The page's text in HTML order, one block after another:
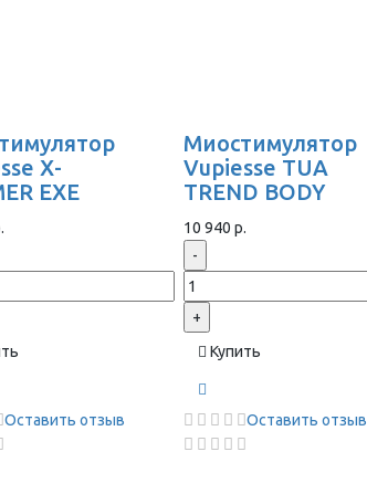
X-
EXE
Оставить отзыв
Миостимулятор
Vupiesse TUA
TREND BODY
10 940 р.
-
+
Купить
Оставить отзыв